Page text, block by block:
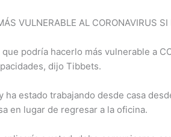
VULNERABLE AL CORONAVIRUS
podría hacerlo más vulnerable a
dijo Tibbets.
estado trabajando desde casa
en lugar de regresar a la oficina.